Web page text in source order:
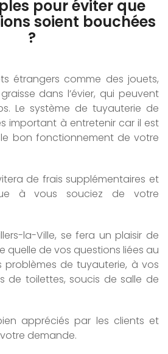
pour éviter que
soient bouchées
?
étrangers comme des jouets,
dans l’évier, qui peuvent
Le système de tuyauterie de
important à entretenir car il est
bon fonctionnement de votre
de frais supplémentaires et
à vous souciez de votre
la-Ville, se fera un plaisir de
quelle de vos questions liées au
de tuyauterie, à vos
de toilettes, soucis de salle de
appréciés par les clients et
demande.